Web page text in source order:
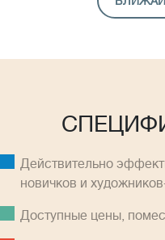
Действительно
новичков и
Доступные цены,